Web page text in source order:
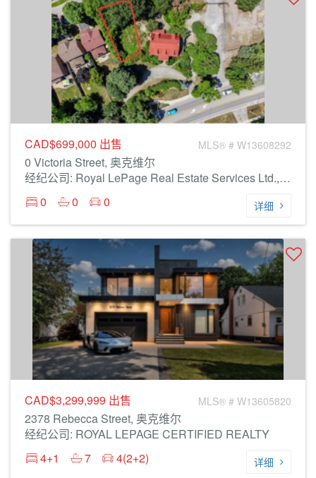
CAD$699,000 出售 MLS® # W13608292
0 Victoria Street, 奥克维尔
经纪公司: Royal LePage Real Estate Services Ltd., Brokerage
0
0 0 详细
CAD$3,299,999 出售 MLS® # W13605820
2378 Rebecca Street, 奥克维尔
经纪公司: ROYAL LEPAGE CERTIFIED REALTY
4+1
7 4(2+2) 详细